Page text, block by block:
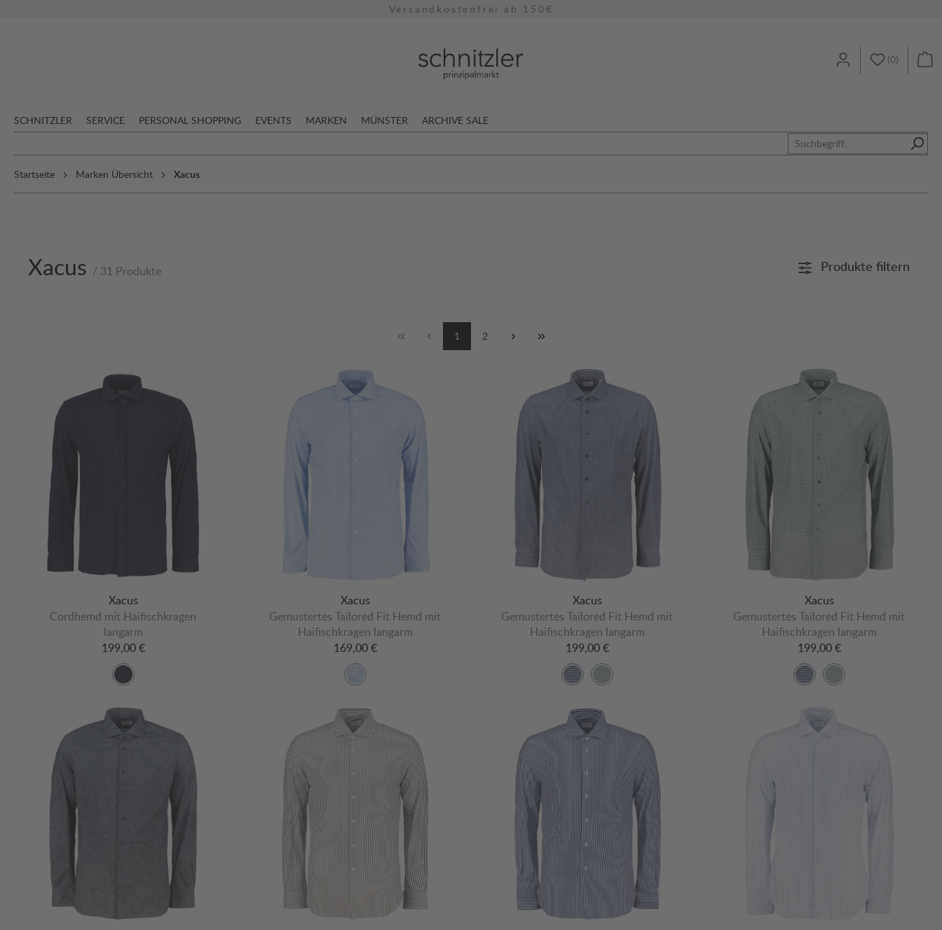
Versandkostenfrei ab 150€
(0)
SCHNITZLER SERVICE PERSONAL SHOPPING EVENTS MARKEN MÜNSTER ARCHIVE SALE
Startseite Marken Übersicht Xacus
Xacus / 31 Produkte Produkte filtern
1 2
Xacus
Cordhemd mit Haifischkragen
langarm
199,00 €
Xacus
Gemustertes Tailored Fit Hemd mit
Haifischkragen langarm
169,00 €
Xacus
Gemustertes Tailored Fit Hemd mit
Haifischkragen langarm
199,00 €
Xacus
Gemustertes Tailored Fit Hemd mit
Haifischkragen langarm
199,00 €